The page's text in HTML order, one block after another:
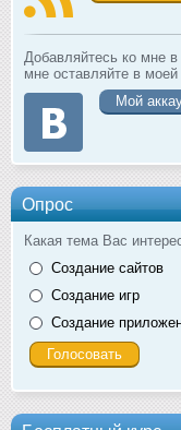
Добавляйтесь ко мне в
мне оставляйте в моей
Мой
Опрос
Какая тема Вас
Создание сайтов
Создание игр
Создание